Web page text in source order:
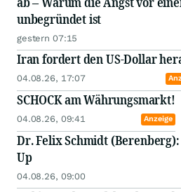
unbegründet ist
gestern 07:15
Iran fordert den US-Dollar
04.08.26, 17:07
SCHOCK am Währungsmarkt!
04.08.26, 09:41 Anzeige
Dr. Felix Schmidt
Up
04.08.26, 09:00